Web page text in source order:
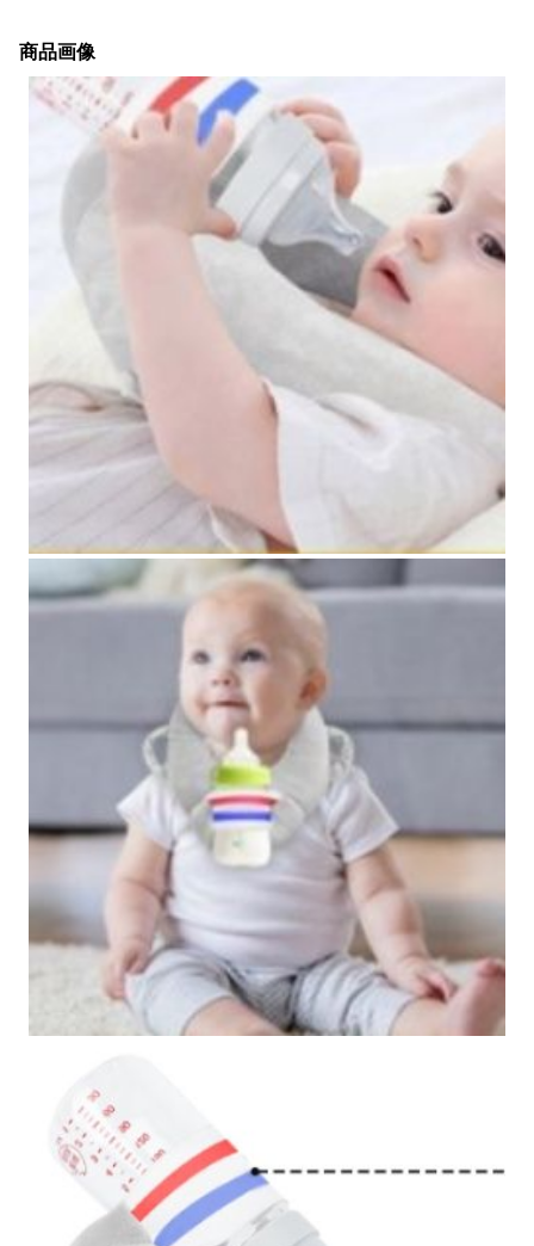
商品画像